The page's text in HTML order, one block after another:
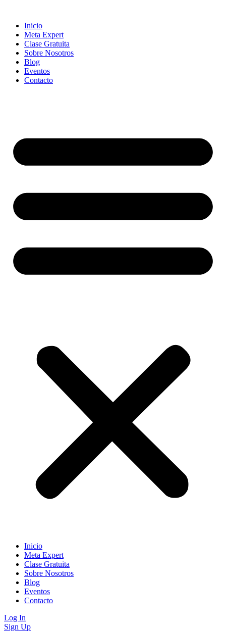
contentInicio
Meta Expert
Clase Gratuita
Sobre Nosotros
Blog
Eventos
Contacto
Inicio
Meta Expert
Clase Gratuita
Sobre Nosotros
Blog
Eventos
Contacto
Log In
Sign Up